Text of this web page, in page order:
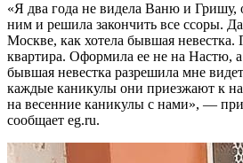
«Я два года не видела Ваню и Гришу,
ним и решила закончить все ссоры.
Москве, как хотела бывшая невестка.
квартира. Оформила ее не на Настю, а
бывшая невестка разрешила мне
каждые каникулы они приезжают к
на весенние каникулы с нами», —
сообщает eg.ru.